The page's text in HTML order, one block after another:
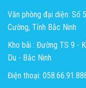
Văn phòng đại diện: Số
Cường, Tỉnh Bắc Ninh
Kho bãi : Đường TS 9 -
Du - Bắc Ninh
Điện thoại: